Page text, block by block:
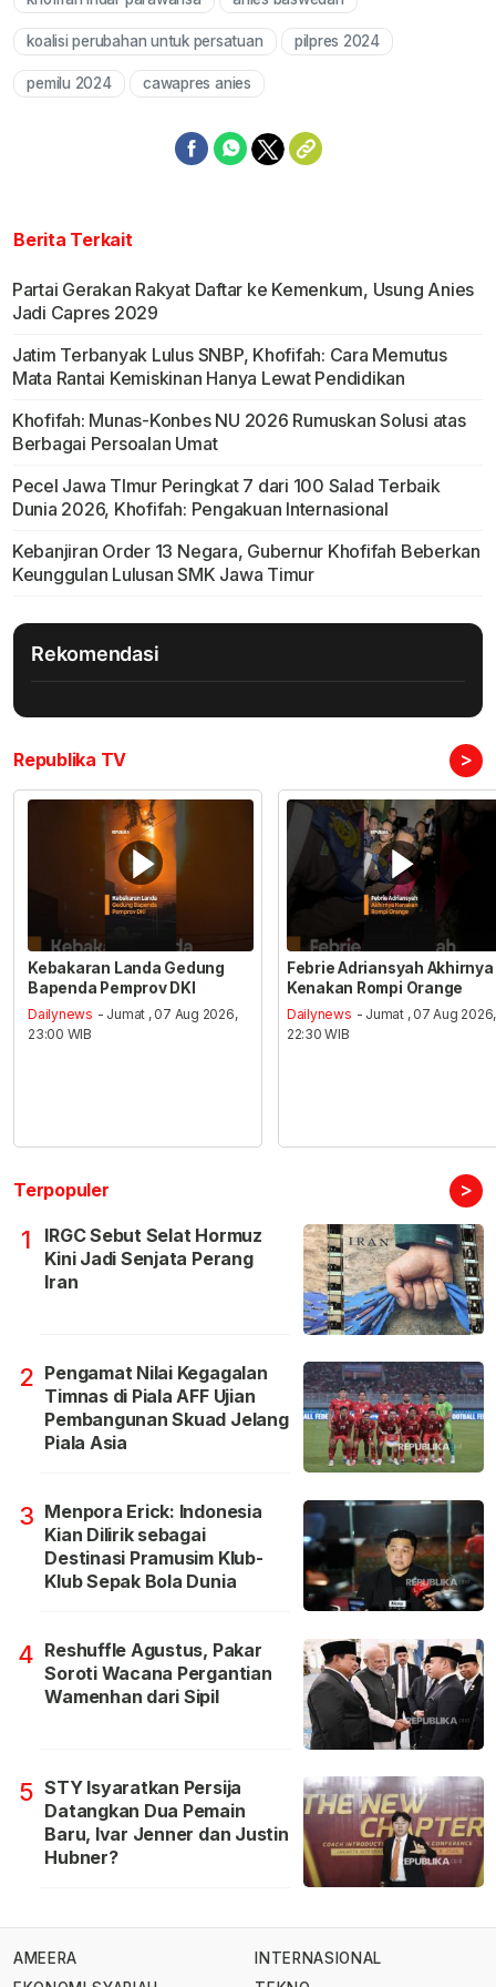
koalisi perubahan untuk persatuan pilpres 2024
pemilu 2024 cawapres anies
Berita Terkait
Partai Gerakan Rakyat Daftar ke Kemenkum, Usung Anies
Jadi Capres 2029
Jatim Terbanyak Lulus SNBP, Khofifah: Cara Memutus
Mata Rantai Kemiskinan Hanya Lewat Pendidikan
Khofifah: Munas-Konbes NU 2026 Rumuskan Solusi atas
Berbagai Persoalan Umat
Pecel Jawa TImur Peringkat 7 dari 100 Salad Terbaik
Dunia 2026, Khofifah: Pengakuan Internasional
Kebanjiran Order 13 Negara, Gubernur Khofifah Beberkan
Keunggulan Lulusan SMK Jawa Timur
Rekomendasi
Republika TV >
Kebakaran Landa Gedung
Bapenda Pemprov DKI
Dailynews - Jumat , 07 Aug 2026,
23:00 WIB
Febrie Adriansyah Akhirnya
Kenakan Rompi Orange
Dailynews - Jumat , 07 Aug 2026,
22:30 WIB
Terpopuler >
1
IRGC Sebut Selat Hormuz
Kini Jadi Senjata Perang
Iran
2 Pengamat Nilai Kegagalan
Timnas di Piala AFF Ujian
Pembangunan Skuad Jelang
Piala Asia
3 Menpora Erick: Indonesia
Kian Dilirik sebagai
Destinasi Pramusim Klub-
Klub Sepak Bola Dunia
4 Reshuffle Agustus, Pakar
Soroti Wacana Pergantian
Wamenhan dari Sipil
5 STY Isyaratkan Persija
Datangkan Dua Pemain
Baru, Ivar Jenner dan Justin
Hubner?
AMEERA
INTERNASIONAL